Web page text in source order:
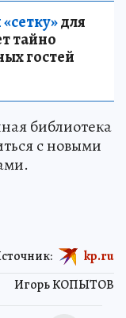
для
тайно
гостей
библиотека
с новыми
Игорь КОПЫТОВ
kp.ru